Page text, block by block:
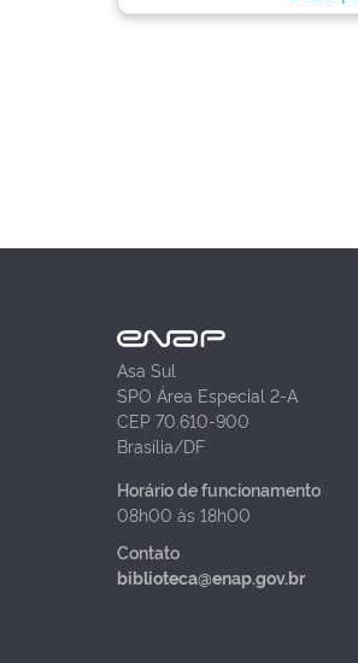
Asa Sul
SPO Área Especial 2-A
CEP 70.610-900
Brasília/DF
Horário de funcionamento
08h00 às 18h00
Contato
biblioteca@enap.gov.br